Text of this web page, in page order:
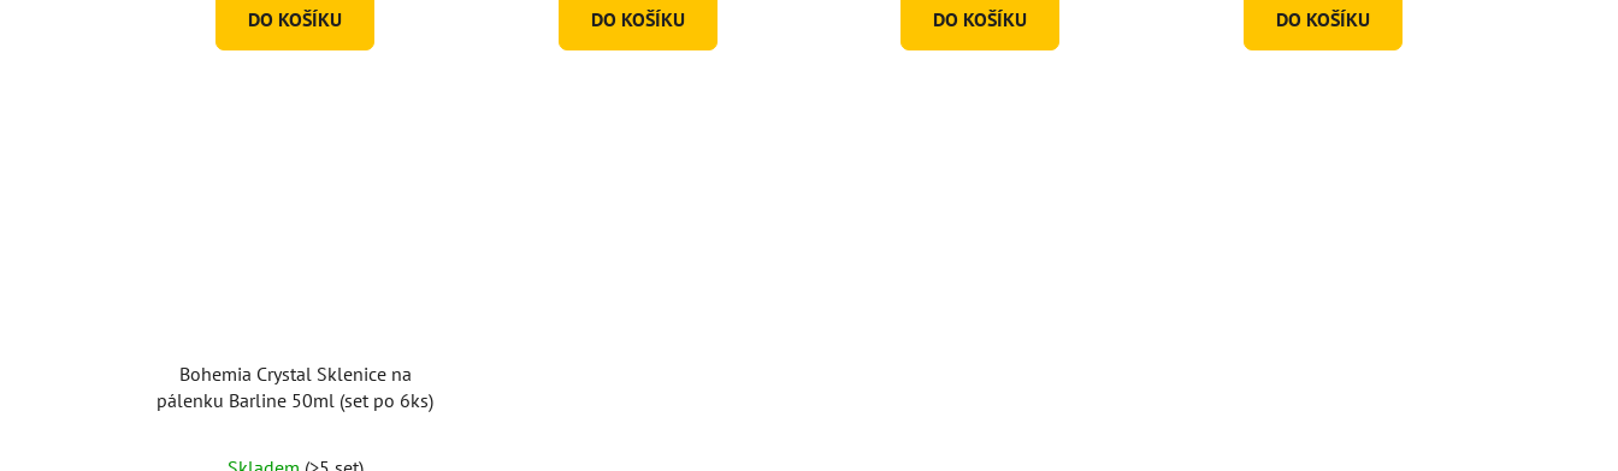
DO KOŠÍKU
hvězdiček.
DO KOŠÍKU DO KOŠÍKU DO KOŠÍKU
Bohemia Crystal Sklenice na
pálenku Barline 50ml (set po 6ks)